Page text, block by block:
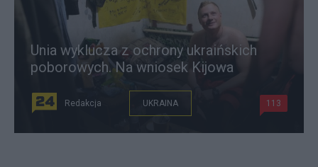
Unia wyklucza z ochrony ukraińskich
poborowych. Na wniosek Kijowa
Redakcja UKRAINA 113